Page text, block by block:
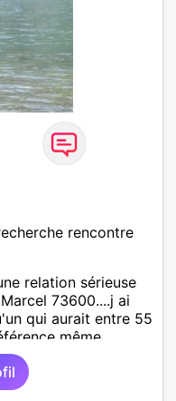
rencontre
relation sérieuse
73600....j ai
qui aurait entre 55
même
contact avec
à ma